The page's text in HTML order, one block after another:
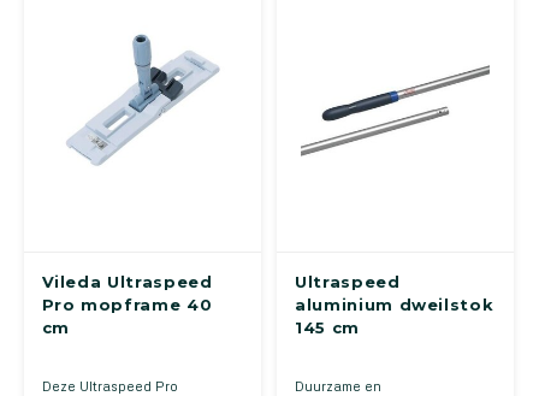
Vileda Ultraspeed
Pro mopframe 40
cm
Deze Ultraspeed Pro
Ultraspeed
aluminium dweilstok
145 cm
Duurzame en